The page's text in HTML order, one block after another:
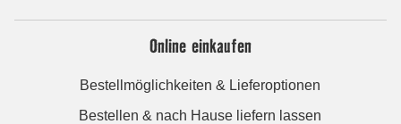
Online einkaufen
Bestellmöglichkeiten & Lieferoptionen
Bestellen & nach Hause liefern lassen